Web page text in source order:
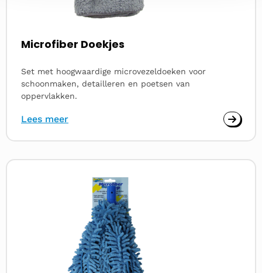
Microfiber Doekjes
Set met hoogwaardige microvezeldoeken voor
schoonmaken, detailleren en poetsen van
oppervlakken.
Lees meer
Lees